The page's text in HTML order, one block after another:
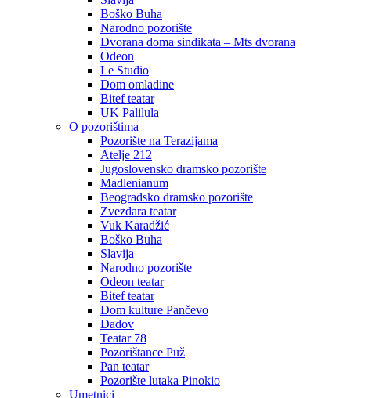
Boško Buha
Narodno pozorište
Dvorana doma sindikata – Mts dvorana
Odeon
Le Studio
Dom omladine
Bitef teatar
UK Palilula
O pozorištima
Pozorište na Terazijama
Atelje 212
Jugoslovensko dramsko pozorište
Madlenianum
Beogradsko dramsko pozorište
Zvezdara teatar
Vuk Karadžić
Boško Buha
Slavija
Narodno pozorište
Odeon teatar
Bitef teatar
Dom kulture Pančevo
Dadov
Teatar 78
Pozorištance Puž
Pan teatar
Pozorište lutaka Pinokio
Umetnici